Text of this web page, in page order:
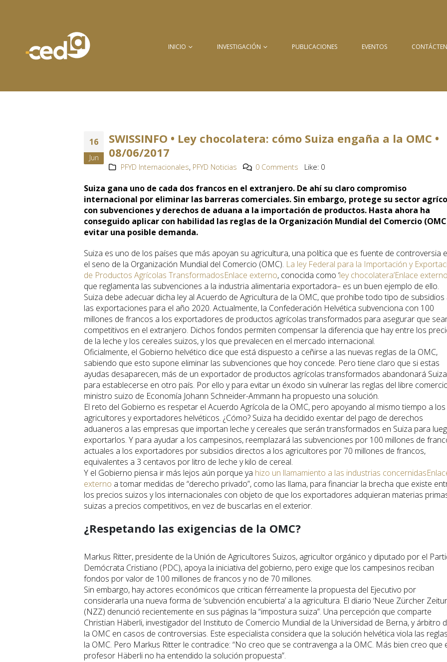
INICIO INVESTIGACIÓN PUBLICACIONES EVENTOS
16
Jun
SWISSINFO • Ley chocolatera: cómo Suiza engaña a la OMC •
08/06/2017
PFYD Internacionales, PFYD Noticias 0 Comments Like: 0
Suiza gana uno de cada dos francos en el extranjero. De ahí su claro compromiso
internacional por eliminar las barreras comerciales. Sin embargo, protege su sector
con subvenciones y derechos de aduana a la importación de productos. Hasta ahora ha
conseguido aplicar con habilidad las reglas de la Organización Mundial del Comercio
evitar una posible demanda.
Suiza es uno de los países que más apoyan su agricultura, una política que es fuente de controversia
el seno de la Organización Mundial del Comercio (OMC). La ley Federal para la Importación y
de Productos Agrícolas TransformadosEnlace externo, conocida como ‘ley chocolatera’Enlace externo
que reglamenta las subvenciones a la industria alimentaria exportadora– es un buen ejemplo de ello.
Suiza debe adecuar dicha ley al Acuerdo de Agricultura de la OMC, que prohíbe todo tipo de subsidios
las exportaciones para el año 2020. Actualmente, la Confederación Helvética subvenciona con 100
millones de francos a los exportadores de productos agrícolas transformados para asegurar que
competitivos en el extranjero. Dichos fondos permiten compensar la diferencia que hay entre los
de la leche y los cereales suizos, y los que prevalecen en el mercado internacional.
Oficialmente, el Gobierno helvético dice que está dispuesto a ceñirse a las nuevas reglas de la OMC,
sabiendo que esto supone eliminar las subvenciones que hoy concede. Pero tiene claro que si estas
ayudas desaparecen, más de un exportador de productos agrícolas transformados abandonará Suiza
para establecerse en otro país. Por ello y para evitar un éxodo sin vulnerar las reglas del libre
ministro suizo de Economía Johann Schneider-Ammann ha propuesto una solución.
El reto del Gobierno es respetar el Acuerdo Agrícola de la OMC, pero apoyando al mismo tiempo a los
agricultores y exportadores helvéticos. ¿Cómo? Suiza ha decidido exentar del pago de derechos
aduaneros a las empresas que importan leche y cereales que serán transformados en Suiza para
exportarlos. Y para ayudar a los campesinos, reemplazará las subvenciones por 100 millones de
actuales a los exportadores por subsidios directos a los agricultores por 70 millones de francos,
equivalentes a 3 centavos por litro de leche y kilo de cereal.
Y el Gobierno piensa ir más lejos aún porque ya hizo un llamamiento a las industrias concernidas
externo a tomar medidas de “derecho privado”, como las llama, para financiar la brecha que existe
los precios suizos y los internacionales con objeto de que los exportadores adquieran materias
suizas a precios competitivos, en vez de buscarlas en el exterior.
¿Respetando las exigencias de la OMC?
Markus Ritter, presidente de la Unión de Agricultores Suizos, agricultor orgánico y diputado por el
Demócrata Cristiano (PDC), apoya la iniciativa del gobierno, pero exige que los campesinos reciban
fondos por valor de 100 millones de francos y no de 70 millones.
Sin embargo, hay actores económicos que critican férreamente la propuesta del Ejecutivo por
considerarla una nueva forma de ‘subvención encubierta’ a la agricultura. El diario ‘Neue Zürcher
(NZZ) denunció recientemente en sus páginas la “impostura suiza”. Una percepción que comparte
Christian Häberli, investigador del Instituto de Comercio Mundial de la Universidad de Berna, y árbitro
la OMC en casos de controversias. Este especialista considera que la solución helvética viola las
la OMC. Pero Markus Ritter le contradice: “No creo que se contravenga a la OMC. Más bien creo que
profesor Häberli no ha entendido la solución propuesta”.